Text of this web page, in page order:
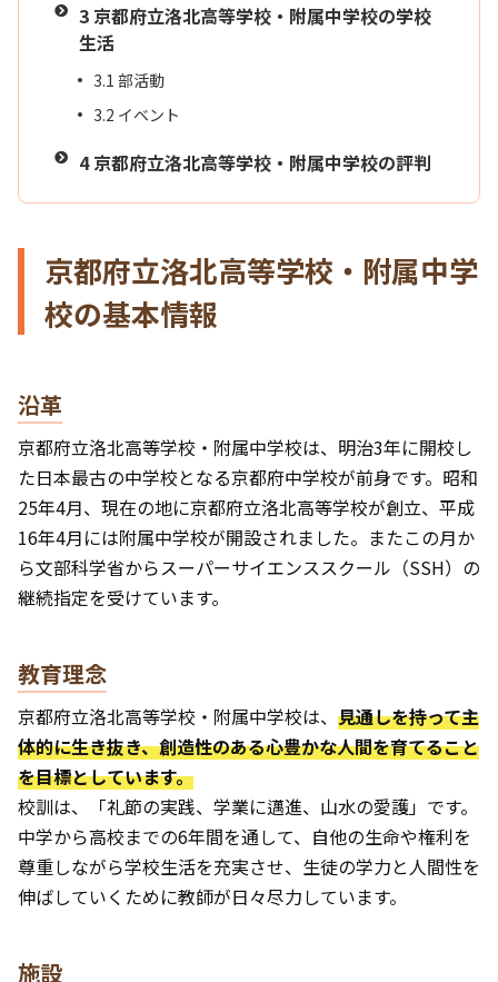
3京都府立洛北高等学校・附属中学校の学校
生活
3.1 部活動
3.2 イベント
4京都府立洛北高等学校・附属中学校の評判
京都府立洛北高等学校・附属中学
校の基本情報
沿革
京都府立洛北高等学校・附属中学校は、明治3年に開校し
た日本最古の中学校となる京都府中学校が前身です。昭和
25年4月、現在の地に京都府立洛北高等学校が創立、平成
16年4月には附属中学校が開設されました。またこの月か
ら文部科学省からスーパーサイエンススクール（SSH）の
継続指定を受けています。
教育理念
京都府立洛北高等学校・附属中学校は、 見通しを持って主
体的に生き抜き、創造性のある心豊かな人間を育てること
を目標としています。
校訓は、「礼節の実践、学業に邁進、山水の愛護」です。
中学から高校までの6年間を通して、自他の生命や権利を
尊重しながら学校生活を充実させ、生徒の学力と人間性を
伸ばしていくために教師が日々尽力しています。
施設